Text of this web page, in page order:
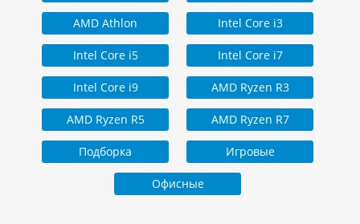
AMD Athlon Intel Core i3
Intel Core i5 Intel Core i7
Intel Core i9 AMD Ryzen R3
AMD Ryzen R5 AMD Ryzen R7
Подборка Игровые
Офисные